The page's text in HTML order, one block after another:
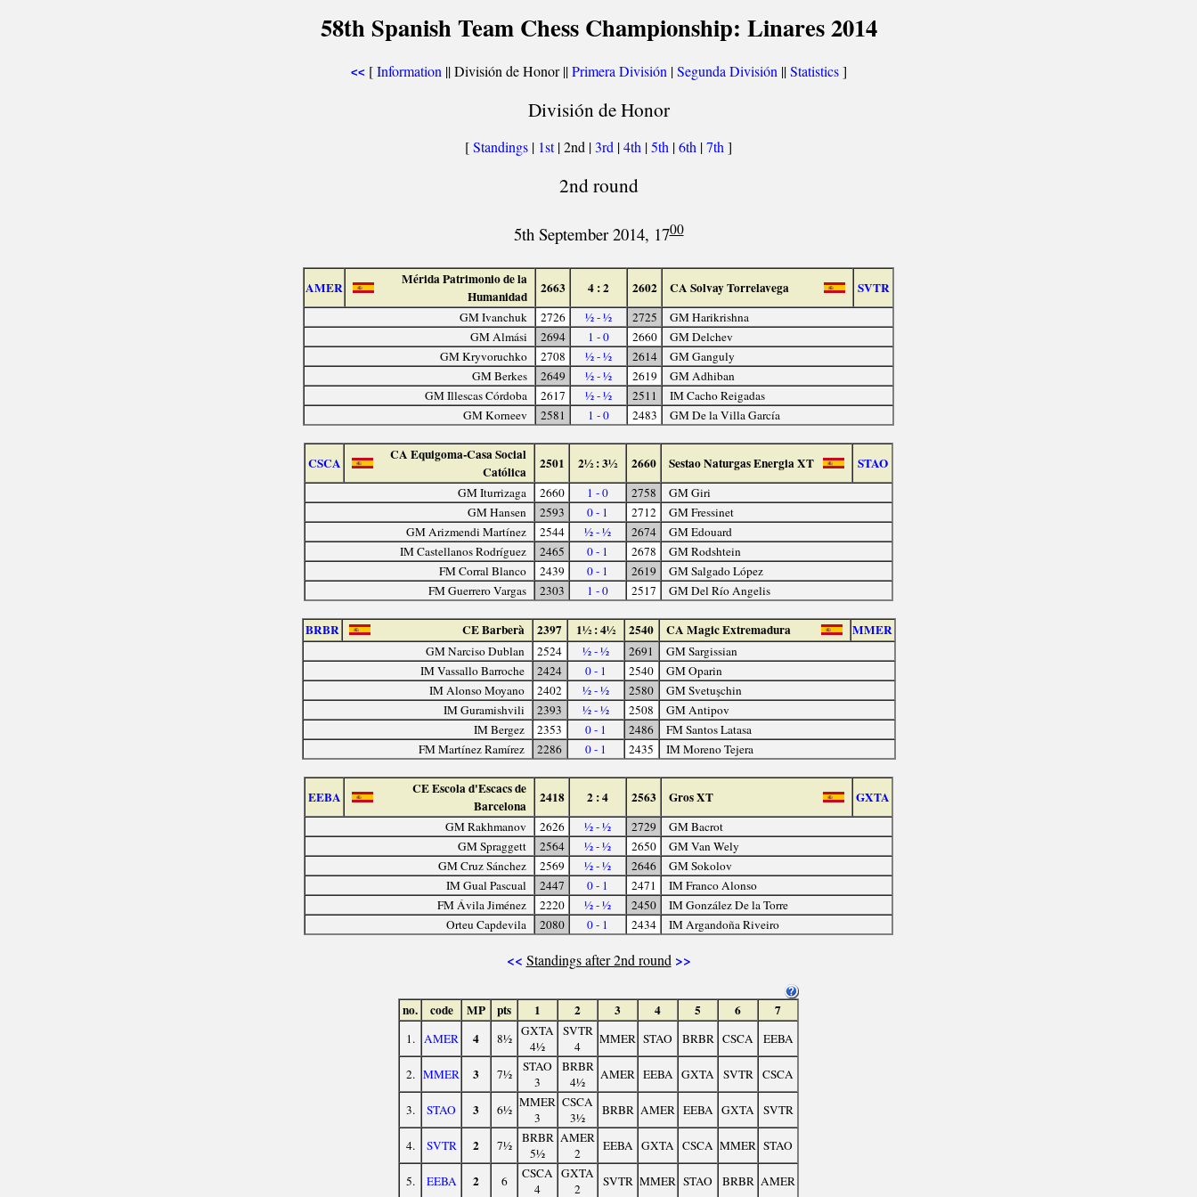
58th Spanish Team Chess Championship: Linares 2014
<< [Information || División de Honor ||Primera División |Segunda División ||Statistics]
División de Honor
[Standings | 1st| 2nd |3rd |4th |5th |6th |7th]
2nd round
5th September 2014, 1700
AMER
Mérida Patrimonio de la
Humanidad
2663 4 : 2 2602 CA Solvay Torrelavega SVTR
GM Ivanchuk 2726 ½ - ½ 2725
GM Harikrishna
GM Almási
2694 1 - 0 2660
GM Delchev
GM Kryvoruchko
2708 ½ - ½ 2614
GM Ganguly
GM Berkes
2649 ½ - ½ 2619
GM Adhiban
GM Illescas Córdoba
2617 ½ - ½ 2511
IM Cacho Reigadas
GM Korneev
2581 1 - 0 2483 GM De la Villa García
CSCA
CA Equigoma-Casa Social
Católica
2501 2½ : 3½ 2660 Sestao Naturgas Energia XT STAO
GM Iturrizaga 2660 1 - 0 2758
GM Giri
GM Hansen
2593 0 - 1 2712
GM Fressinet
GM Arizmendi Martínez
2544 ½ - ½ 2674
GM Edouard
IM Castellanos Rodríguez
2465 0 - 1 2678
GM Rodshtein
FM Corral Blanco
2439 0 - 1 2619
GM Salgado López
FM Guerrero Vargas
2303 1 - 0 2517 GM Del Río Angelis
BRBR CE Barberà 2397 1½ : 4½ 2540 CA Magic Extremadura MMER
GM Narciso Dublan 2524 ½ - ½ 2691
GM Sargissian
IM Vassallo Barroche
2424 0 - 1 2540
GM Oparin
IM Alonso Moyano
2402 ½ - ½ 2580
GM Svetuşchin
IM Guramishvili
2393 ½ - ½ 2508
GM Antipov
IM Bergez
2353 0 - 1 2486
FM Santos Latasa
FM Martínez Ramírez
2286 0 - 1 2435 IM Moreno Tejera
EEBA
CE Escola d'Escacs de
Barcelona
2418 2 : 4 2563 Gros XT GXTA
GM Rakhmanov 2626 ½ - ½ 2729
GM Bacrot
GM Spraggett
2564 ½ - ½ 2650
GM Van Wely
GM Cruz Sánchez
2569 ½ - ½ 2646
GM Sokolov
IM Gual Pascual
2447 0 - 1 2471
IM Franco Alonso
FM Ávila Jiménez
2220 ½ - ½ 2450
IM González De la Torre
Orteu Capdevila
2080 0 - 1 2434 IM Argandoña Riveiro
<< Standings after 2nd round >>
no. code MP pts 1 2 3 4 5 6 7
1. AMER 4 8½ GXTA
4½
SVTR
4
MMER STAO BRBR CSCA EEBA
2. MMER 3 7½
STAO
3
BRBR
4½
AMER EEBA GXTA SVTR CSCA
3. STAO 3 6½ MMER
3
CSCA
3½
BRBR AMER EEBA GXTA SVTR
4. SVTR 2 7½
BRBR
5½
AMER
2
EEBA GXTA CSCA MMER STAO
5. EEBA 2 6
CSCA
4
GXTA
2
SVTR MMER STAO BRBR AMER